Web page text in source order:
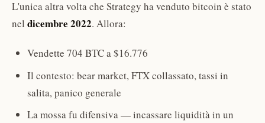
L'unica altra volta che Strategy ha venduto bitcoin è stato
nel dicembre 2022. Allora:
Vendette 704 BTC a $16.776
Il contesto: bear market, FTX collassato, tassi in
salita, panico generale
La mossa fu difensiva — incassare liquidità in un